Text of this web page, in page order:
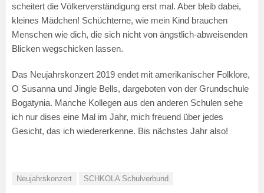
scheitert die Völkerverständigung erst mal. Aber bleib dabei,
kleines Mädchen! Schüchterne, wie mein Kind brauchen
Menschen wie dich, die sich nicht von ängstlich-abweisenden
Blicken wegschicken lassen.
Das Neujahrskonzert 2019 endet mit amerikanischer Folklore,
O Susanna und Jingle Bells, dargeboten von der Grundschule
Bogatynia. Manche Kollegen aus den anderen Schulen sehe
ich nur dises eine Mal im Jahr, mich freuend über jedes
Gesicht, das ich wiedererkenne. Bis nächstes Jahr also!
Neujahrskonzert SCHKOLA Schulverbund